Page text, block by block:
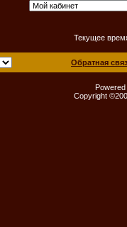
Текущее
Обратная
Copyright